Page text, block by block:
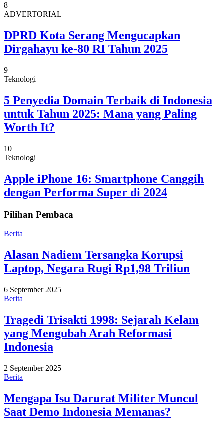
8
ADVERTORIAL
DPRD Kota Serang Mengucapkan
Dirgahayu ke-80 RI Tahun 2025
9
Teknologi
5 Penyedia Domain Terbaik di Indonesia
untuk Tahun 2025: Mana yang Paling
Worth It?
10
Teknologi
Apple iPhone 16: Smartphone Canggih
dengan Performa Super di 2024
Pilihan Pembaca
Berita
Alasan Nadiem Tersangka Korupsi
Laptop, Negara Rugi Rp1,98 Triliun
6 September 2025
Berita
Tragedi Trisakti 1998: Sejarah Kelam
yang Mengubah Arah Reformasi
Indonesia
2 September 2025
Berita
Mengapa Isu Darurat Militer Muncul
Saat Demo Indonesia Memanas?